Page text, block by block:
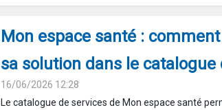
Mon espace santé :
sa solution dans le catalogue
16/06/2026 12:28
Le catalogue de services de Mon espace santé